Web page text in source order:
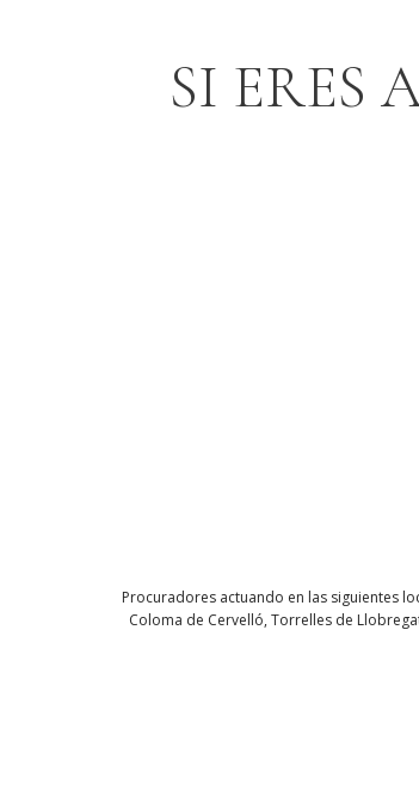
SI ERES
Procuradores actuando en las siguientes
Coloma de Cervelló, Torrelles de